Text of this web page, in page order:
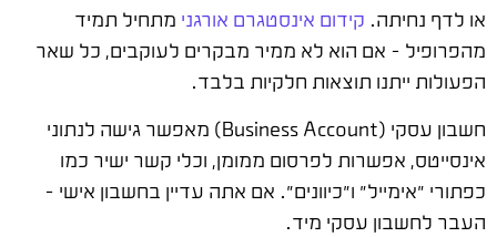
או לדף נחיתה. קידום אינסטגרם אורגני מתחיל תמיד
מהפרופיל – אם הוא לא ממיר מבקרים לעוקבים, כל שאר
הפעולות ייתנו תוצאות חלקיות בלבד.
חשבון עסקי (Business Account) מאפשר גישה לנתוני
אינסייטס, אפשרות לפרסום ממומן, וכלי קשר ישיר כמו
כפתורי "אימייל" ו"כיוונים". אם אתה עדיין בחשבון אישי –
העבר לחשבון עסקי מיד.